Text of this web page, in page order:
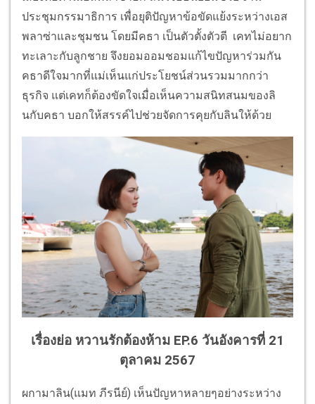
ประชุมกรรมาธิการ เพื่อยุติปัญหาข้อขัดแย้งระหว่างเอส
พลาซ่าและชุมชน โดยมีคธา เป็นตัวตั้งตัวตี เคทไม่อยาก
ทะเลาะกับลูกชาย จึงยอมออมชอมแก้ไขปัญหาร่วมกัน
คธาดีใจมากที่แม่เห็นแก่ประโยชน์ส่วนรวมมากกว่า
ธุรกิจ แต่เคทก็ต้องขัดใจเมื่อเห็นความสนิทสนมของลิ
นกับคธา บอกให้สรรค์ไปช่วยจัดการคุยกับลินให้ด้วย
เรื่องย่อ หวานรักต้องห้าม EP.6 วันอังคารที่ 21
ตุลาคม 2567
ผกามาลิน(แมท ภีรนีย์) เห็นปัญหาหลายๆอย่างระหว่าง